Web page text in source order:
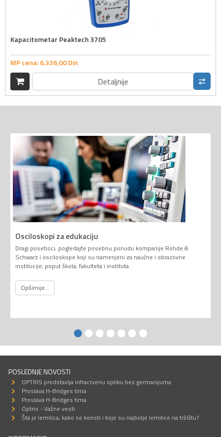
Kapacitometar Peaktech 3705
MP cena:6.336,00Din
Detaljnije
Osciloskopi za edukaciju
Dragi posetioci, pogledajte posebnu ponudu kompanije Rohde &
Schwarz i osciloskope koji su namenjeni za naučne i obrazovne
institucije, poput škola, fakulteta i instituta.
Opširnije...
POSLEDNJE NOVOSTI
OPTRIS predstavlja infracrvenu optiku bez germanijuma
Proslava H-Bridges tima
Proslava H-Bridges tima
Optris - Važne vesti
Šta je lemilica, kako se koristi i koje su najbolje lemilice na tržištu?